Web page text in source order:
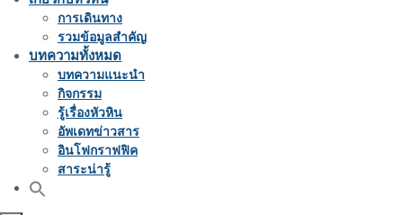
การเดินทาง
รวมข้อมูลสำคัญ
บทความทั้งหมด
บทความแนะนำ
กิจกรรม
รู้เรื่องหัวหิน
อัพเดทข่าวสาร
อินโฟกราฟฟิค
สาระน่ารู้